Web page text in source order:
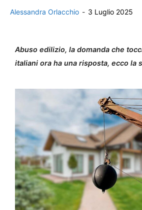
Alessandra Orlacchio - 3 Luglio 2025
Abuso edilizio, la domanda che
italiani ora ha una risposta, ecco la